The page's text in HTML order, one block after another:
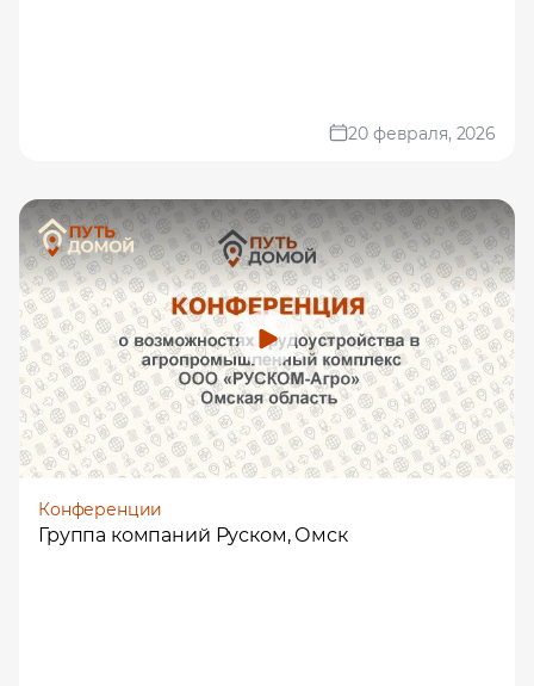
20 февраля, 2026
Конференции
Группа компаний Руском, Омск